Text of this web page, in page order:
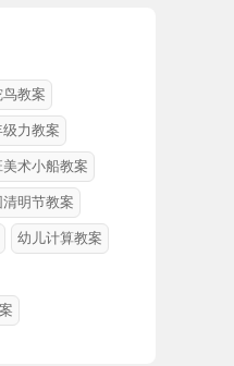
教案
级力教案
美术小船教案
明节教案
幼儿计算教案